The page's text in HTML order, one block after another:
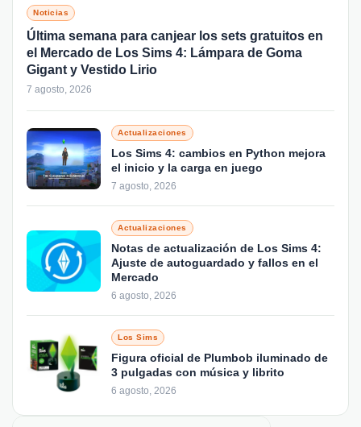
Noticias
Última semana para canjear los sets gratuitos en
el Mercado de Los Sims 4: Lámpara de Goma
Gigant y Vestido Lirio
7 agosto, 2026
Actualizaciones
Los Sims 4: cambios en Python mejora
el inicio y la carga en juego
7 agosto, 2026
Actualizaciones
Notas de actualización de Los Sims 4:
Ajuste de autoguardado y fallos en el
Mercado
6 agosto, 2026
Los Sims
Figura oficial de Plumbob iluminado de
3 pulgadas con música y librito
6 agosto, 2026